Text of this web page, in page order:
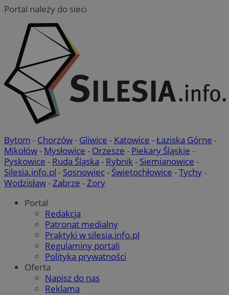
Portal należy do sieci
Bytom - Chorzów- Gliwice - Katowice -Łaziska Górne -
Mikołów- Mysłowice - Orzesze - Piekary Śląskie -
Pyskowice - Ruda Śląska - Rybnik- Siemianowice -
Silesia.info.pl - Sosnowiec- Świętochłowice -Tychy-
Wodzisław-Zabrze -Żory
Portal
Redakcja
Patronat medialny
Praktyki w silesia.info.pl
Regulaminy portali
Polityka prywatności
Oferta
Napisz do nas
Reklama